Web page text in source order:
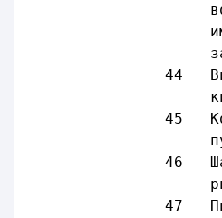
вого спирта
44   Вина,
ки
45   Коньяки,
публики
46   Шампанские
рию
47   Пиво,